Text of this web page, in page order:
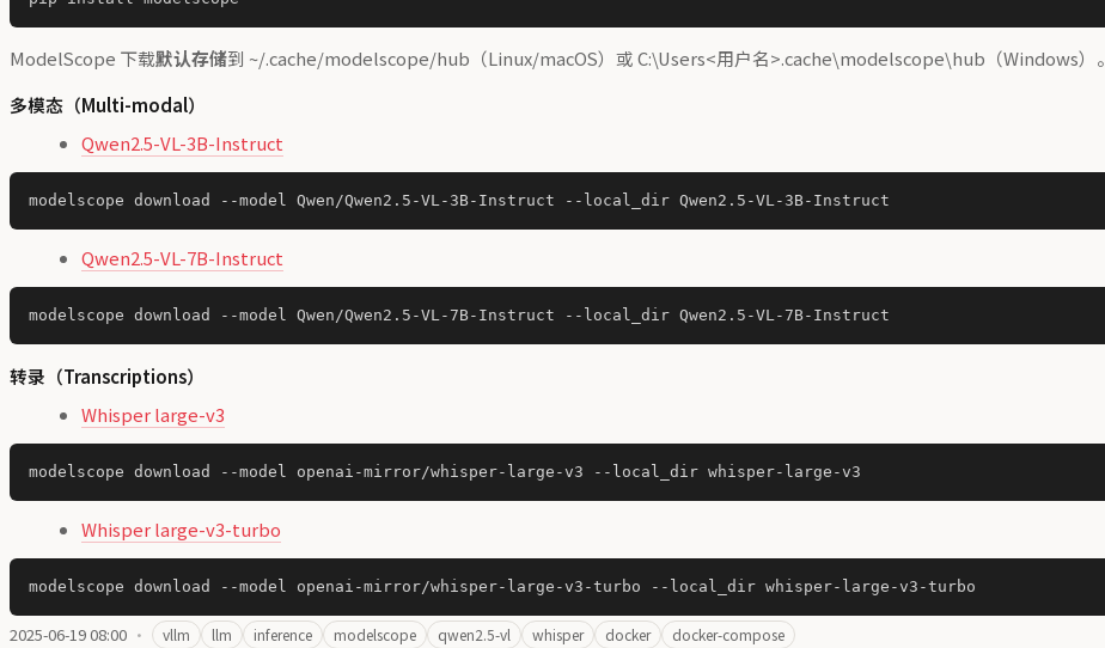
ModelScope 下载默认存储到 ~/.cache/modelscope/hub（Linux/macOS）或 C:\Users<用户名>.cache\modelscope\hub（Windows）。
多模态（Multi-modal）
Qwen2.5-VL-3B-Instruct
Qwen2.5-VL-7B-Instruct
转录（Transcriptions）
Whisper large-v3
Whisper large-v3-turbo
2025-06-19 08:00 · vllm llm inference modelscope qwen2.5-vl whisper docker docker-compose